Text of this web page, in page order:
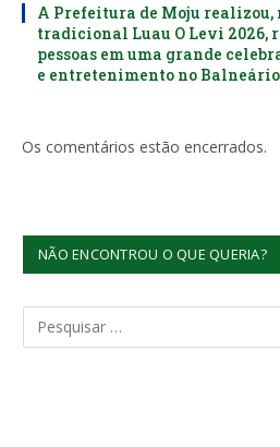
A Prefeitura de Moju realizou,
tradicional Luau O Levi 2026,
pessoas em uma grande
e entretenimento no
Os comentários estão encerrados.
NÃO ENCONTROU O QUE QUERIA?